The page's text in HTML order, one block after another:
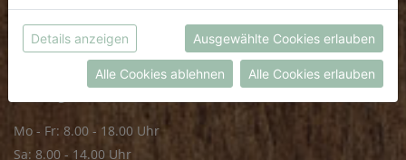
FRISCHMARKT
Mo - Fr: 8.00 - 18.00 Uhr
Sa: 8.00 - 14.00 Uhr
möchtest.
Weitere Informationen findest du in unserer
Datenschutzerklärung
bzw. imImpressum
Details anzeigen Ausgewählte Cookies erlauben
Alle Cookies ablehnen Alle Cookies erlauben